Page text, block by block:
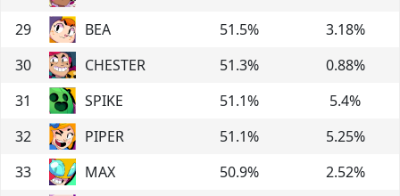
29
BEA 51.5% 3.18%
30
CHESTER 51.3% 0.88%
31
SPIKE 51.1% 5.4%
32
PIPER 51.1% 5.25%
33
MAX 50.9% 2.52%